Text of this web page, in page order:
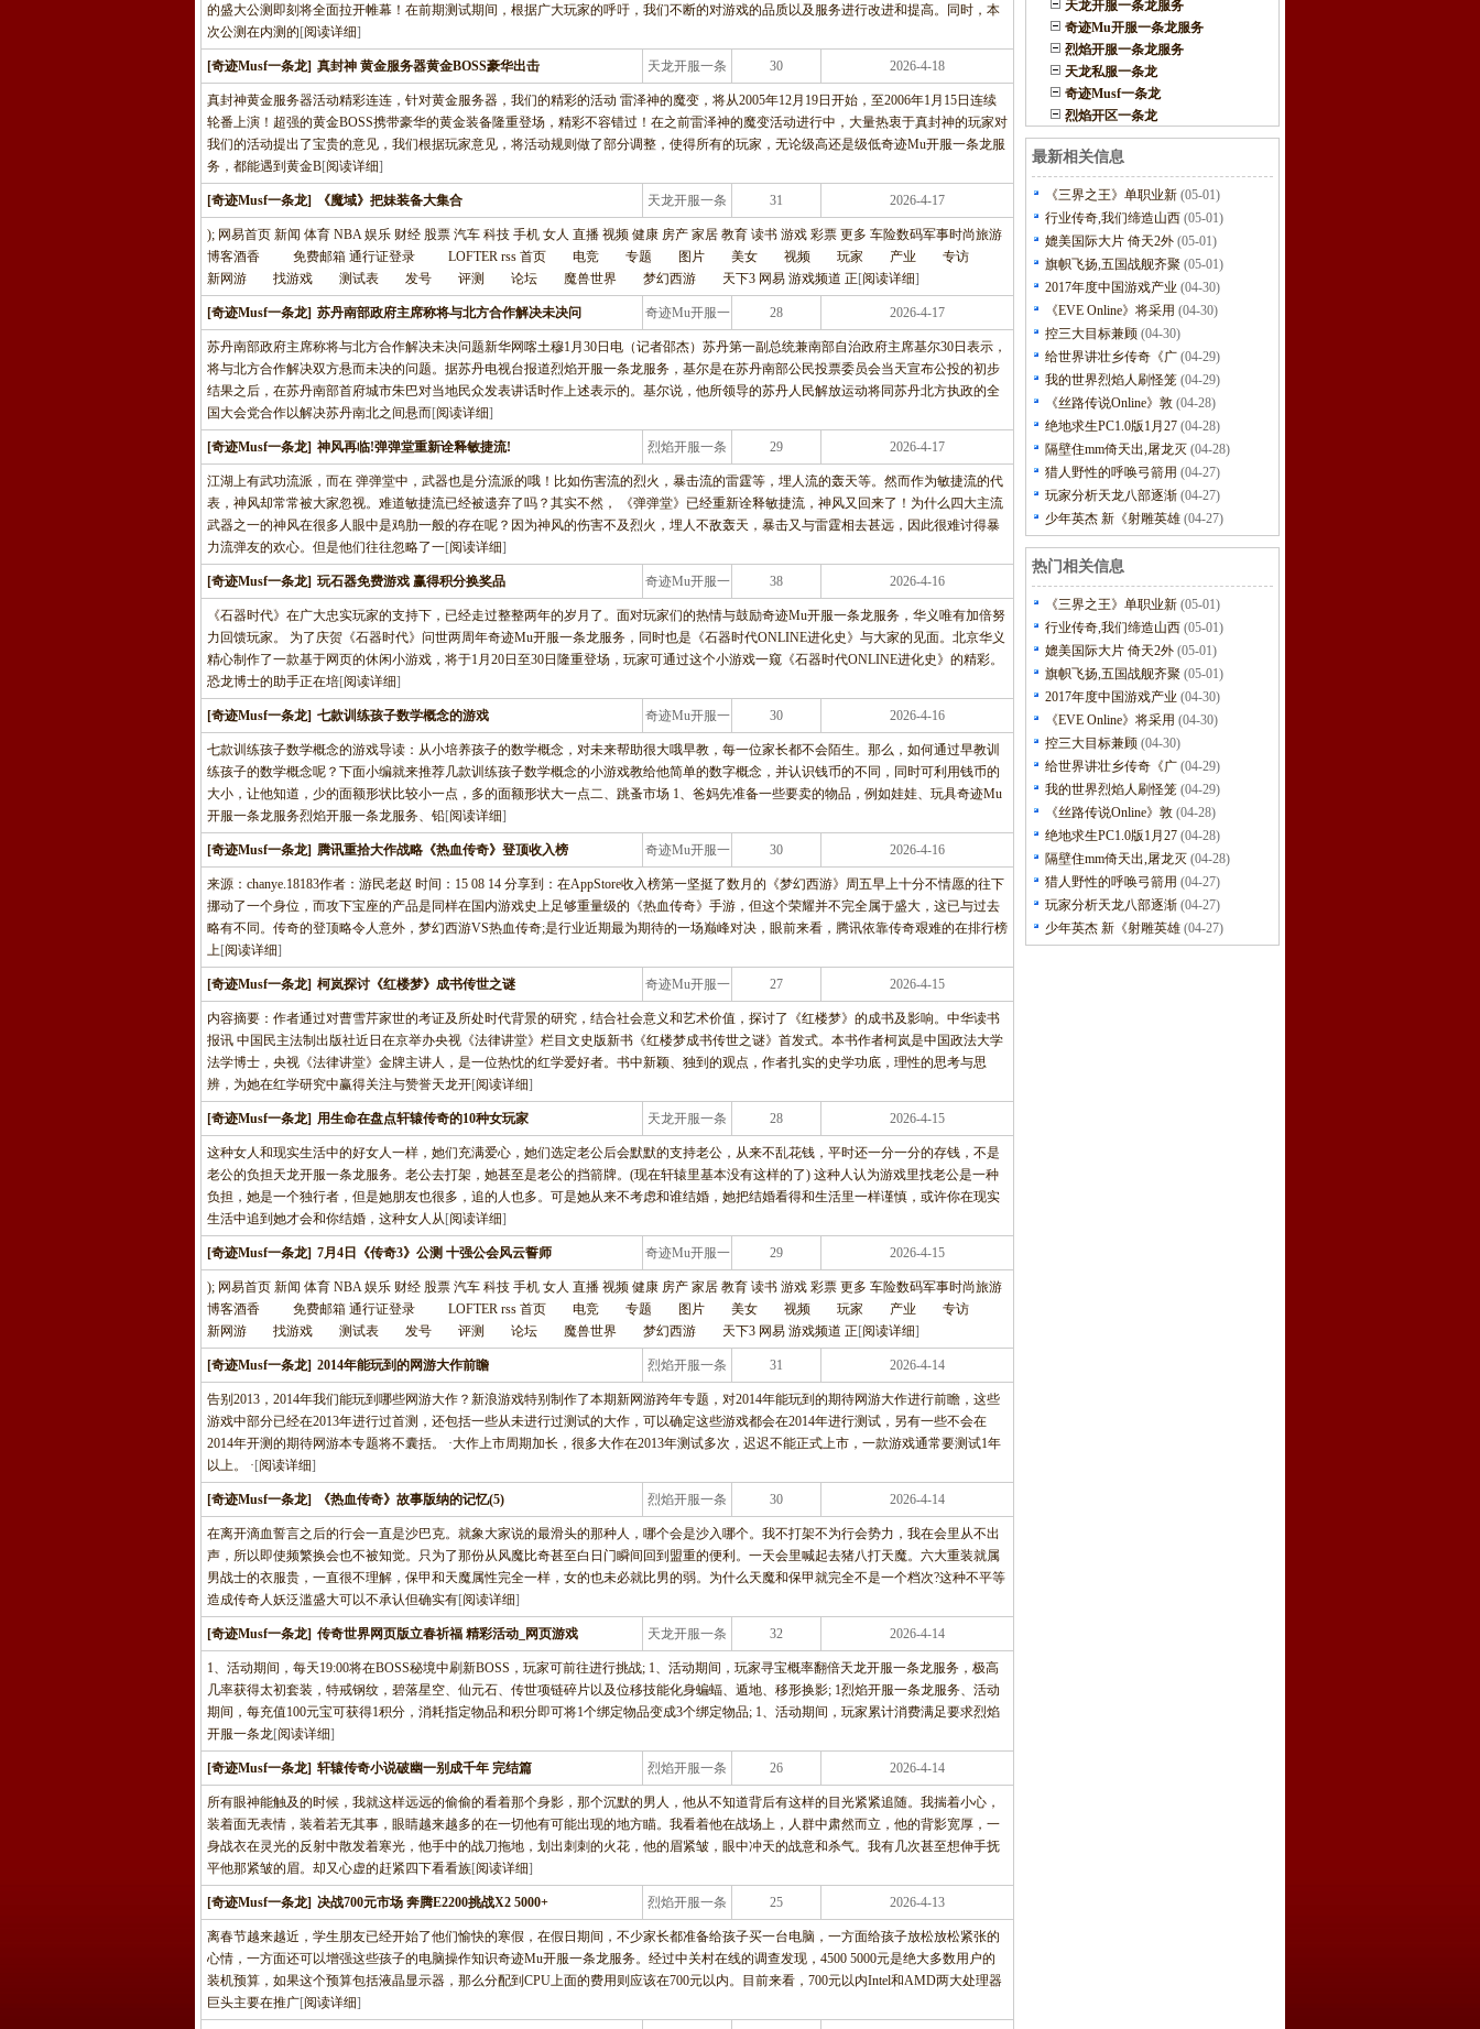
的盛大公测即刻将全面拉开帷幕！在前期测试期间，根据广大玩家的呼吁，我们不断的对游戏的品质以及服务进行改进和提高。同时，本
次公测在内测的 [阅读详细]
[奇迹Musf一条龙] 真封神 黄金服务器黄金BOSS豪华出击 天龙开服一条
龙服务
30 2026-4-18
真封神黄金服务器活动精彩连连，针对黄金服务器，我们的精彩的活动 雷泽神的魔变，将从2005年12月19日开始，至2006年1月15日连续
轮番上演！超强的黄金BOSS携带豪华的黄金装备隆重登场，精彩不容错过！在之前雷泽神的魔变活动进行中，大量热衷于真封神的玩家对
我们的活动提出了宝贵的意见，我们根据玩家意见，将活动规则做了部分调整，使得所有的玩家，无论级高还是级低奇迹Mu开服一条龙服
务，都能遇到黄金B[阅读详细]
[奇迹Musf一条龙] 《魔域》把妹装备大集合 天龙开服一条
龙服务
31 2026-4-17
); 网易首页 新闻 体育 NBA 娱乐 财经 股票 汽车 科技 手机 女人 直播 视频 健康 房产 家居 教育 读书 游戏 彩票 更多 车险数码军事时尚旅游
博客酒香 免费邮箱 通行证登录 LOFTER rss 首页 电竞 专题 图片 美女 视频 玩家 产业 专访
新网游 找游戏 测试表 发号 评测 论坛 魔兽世界 梦幻西游 天下3 网易 游戏频道 正 [阅读详细]
[奇迹Musf一条龙] 苏丹南部政府主席称将与北方合作解决未决问 奇迹Mu开服一
条龙服务
28 2026-4-17
苏丹南部政府主席称将与北方合作解决未决问题新华网喀土穆1月30日电（记者邵杰）苏丹第一副总统兼南部自治政府主席基尔30日表示，
将与北方合作解决双方悬而未决的问题。据苏丹电视台报道烈焰开服一条龙服务，基尔是在苏丹南部公民投票委员会当天宣布公投的初步
结果之后，在苏丹南部首府城市朱巴对当地民众发表讲话时作上述表示的。基尔说，他所领导的苏丹人民解放运动将同苏丹北方执政的全
国大会党合作以解决苏丹南北之间悬而[阅读详细]
[奇迹Musf一条龙] 神风再临!弹弹堂重新诠释敏捷流! 烈焰开服一条
龙服务
29 2026-4-17
江湖上有武功流派，而在 弹弹堂中，武器也是分流派的哦！比如伤害流的烈火，暴击流的雷霆等，埋人流的轰天等。然而作为敏捷流的代
表，神风却常常被大家忽视。难道敏捷流已经被遗弃了吗？其实不然， 《弹弹堂》已经重新诠释敏捷流，神风又回来了！为什么四大主流
武器之一的神风在很多人眼中是鸡肋一般的存在呢？因为神风的伤害不及烈火，埋人不敌轰天，暴击又与雷霆相去甚远，因此很难讨得暴
力流弹友的欢心。但是他们往往忽略了一[阅读详细]
[奇迹Musf一条龙] 玩石器免费游戏 赢得积分换奖品 奇迹Mu开服一
条龙服务
38 2026-4-16
《石器时代》在广大忠实玩家的支持下，已经走过整整两年的岁月了。面对玩家们的热情与鼓励奇迹Mu开服一条龙服务，华义唯有加倍努
力回馈玩家。 为了庆贺《石器时代》问世两周年奇迹Mu开服一条龙服务，同时也是《石器时代ONLINE进化史》与大家的见面。北京华义
精心制作了一款基于网页的休闲小游戏，将于1月20日至30日隆重登场，玩家可通过这个小游戏一窥《石器时代ONLINE进化史》的精彩。
恐龙博士的助手正在培[阅读详细]
[奇迹Musf一条龙] 七款训练孩子数学概念的游戏 奇迹Mu开服一
条龙服务
30 2026-4-16
七款训练孩子数学概念的游戏导读：从小培养孩子的数学概念，对未来帮助很大哦早教，每一位家长都不会陌生。那么，如何通过早教训
练孩子的数学概念呢？下面小编就来推荐几款训练孩子数学概念的小游戏教给他简单的数字概念，并认识钱币的不同，同时可利用钱币的
大小，让他知道，少的面额形状比较小一点，多的面额形状大一点二、跳蚤市场 1、爸妈先准备一些要卖的物品，例如娃娃、玩具奇迹Mu
开服一条龙服务烈焰开服一条龙服务、铅[阅读详细]
[奇迹Musf一条龙] 腾讯重拾大作战略《热血传奇》登顶收入榜 奇迹Mu开服一
条龙服务
30 2026-4-16
来源：chanye.18183作者：游民老赵 时间：15 08 14 分享到：在AppStore收入榜第一坚挺了数月的《梦幻西游》周五早上十分不情愿的往下
挪动了一个身位，而攻下宝座的产品是同样在国内游戏史上足够重量级的《热血传奇》手游，但这个荣耀并不完全属于盛大，这已与过去
略有不同。传奇的登顶略令人意外，梦幻西游VS热血传奇;是行业近期最为期待的一场巅峰对决，眼前来看，腾讯依靠传奇艰难的在排行榜
上[阅读详细]
[奇迹Musf一条龙] 柯岚探讨《红楼梦》成书传世之谜 奇迹Mu开服一
条龙服务
27 2026-4-15
内容摘要：作者通过对曹雪芹家世的考证及所处时代背景的研究，结合社会意义和艺术价值，探讨了《红楼梦》的成书及影响。中华读书
报讯 中国民主法制出版社近日在京举办央视《法律讲堂》栏目文史版新书《红楼梦成书传世之谜》首发式。本书作者柯岚是中国政法大学
法学博士，央视《法律讲堂》金牌主讲人，是一位热忱的红学爱好者。书中新颖、独到的观点，作者扎实的史学功底，理性的思考与思
辨，为她在红学研究中赢得关注与赞誉天龙开[阅读详细]
[奇迹Musf一条龙] 用生命在盘点轩辕传奇的10种女玩家 天龙开服一条
龙服务
28 2026-4-15
这种女人和现实生活中的好女人一样，她们充满爱心，她们选定老公后会默默的支持老公，从来不乱花钱，平时还一分一分的存钱，不是
老公的负担天龙开服一条龙服务。老公去打架，她甚至是老公的挡箭牌。(现在轩辕里基本没有这样的了) 这种人认为游戏里找老公是一种
负担，她是一个独行者，但是她朋友也很多，追的人也多。可是她从来不考虑和谁结婚，她把结婚看得和生活里一样谨慎，或许你在现实
生活中追到她才会和你结婚，这种女人从 [阅读详细]
[奇迹Musf一条龙] 7月4日《传奇3》公测 十强公会风云誓师 奇迹Mu开服一
条龙服务
29 2026-4-15
); 网易首页 新闻 体育 NBA 娱乐 财经 股票 汽车 科技 手机 女人 直播 视频 健康 房产 家居 教育 读书 游戏 彩票 更多 车险数码军事时尚旅游
博客酒香 免费邮箱 通行证登录 LOFTER rss 首页 电竞 专题 图片 美女 视频 玩家 产业 专访
新网游 找游戏 测试表 发号 评测 论坛 魔兽世界 梦幻西游 天下3 网易 游戏频道 正 [阅读详细]
[奇迹Musf一条龙] 2014年能玩到的网游大作前瞻 烈焰开服一条
龙服务
31 2026-4-14
告别2013，2014年我们能玩到哪些网游大作？新浪游戏特别制作了本期新网游跨年专题，对2014年能玩到的期待网游大作进行前瞻，这些
游戏中部分已经在2013年进行过首测，还包括一些从未进行过测试的大作，可以确定这些游戏都会在2014年进行测试，另有一些不会在
2014年开测的期待网游本专题将不囊括。 ·大作上市周期加长，很多大作在2013年测试多次，迟迟不能正式上市，一款游戏通常要测试1年
以上。 · [阅读详细]
[奇迹Musf一条龙] 《热血传奇》故事版纳的记忆(5) 烈焰开服一条
龙服务
30 2026-4-14
在离开滴血誓言之后的行会一直是沙巴克。就象大家说的最滑头的那种人，哪个会是沙入哪个。我不打架不为行会势力，我在会里从不出
声，所以即使频繁换会也不被知觉。只为了那份从风魔比奇甚至白日门瞬间回到盟重的便利。一天会里喊起去猪八打天魔。六大重装就属
男战士的衣服贵，一直很不理解，保甲和天魔属性完全一样，女的也未必就比男的弱。为什么天魔和保甲就完全不是一个档次?这种不平等
造成传奇人妖泛滥盛大可以不承认但确实有[阅读详细]
[奇迹Musf一条龙] 传奇世界网页版立春祈福 精彩活动_网页游戏 天龙开服一条
龙服务
32 2026-4-14
1、活动期间，每天19:00将在BOSS秘境中刷新BOSS，玩家可前往进行挑战; 1、活动期间，玩家寻宝概率翻倍天龙开服一条龙服务，极高
几率获得太初套装，特戒钢纹，碧落星空、仙元石、传世项链碎片以及位移技能化身蝙蝠、遁地、移形换影; 1烈焰开服一条龙服务、活动
期间，每充值100元宝可获得1积分，消耗指定物品和积分即可将1个绑定物品变成3个绑定物品; 1、活动期间，玩家累计消费满足要求烈焰
开服一条龙[阅读详细]
[奇迹Musf一条龙] 轩辕传奇小说破幽一别成千年 完结篇 烈焰开服一条
龙服务
26 2026-4-14
所有眼神能触及的时候，我就这样远远的偷偷的看着那个身影，那个沉默的男人，他从不知道背后有这样的目光紧紧追随。我揣着小心，
装着面无表情，装着若无其事，眼睛越来越多的在一切他有可能出现的地方瞄。我看着他在战场上，人群中肃然而立，他的背影宽厚，一
身战衣在灵光的反射中散发着寒光，他手中的战刀拖地，划出刺刺的火花，他的眉紧皱，眼中冲天的战意和杀气。我有几次甚至想伸手抚
平他那紧皱的眉。却又心虚的赶紧四下看看族[阅读详细]
[奇迹Musf一条龙] 决战700元市场 奔腾E2200挑战X2 5000+ 烈焰开服一条
龙服务
25 2026-4-13
离春节越来越近，学生朋友已经开始了他们愉快的寒假，在假日期间，不少家长都准备给孩子买一台电脑，一方面给孩子放松放松紧张的
心情，一方面还可以增强这些孩子的电脑操作知识奇迹Mu开服一条龙服务。经过中关村在线的调查发现，4500 5000元是绝大多数用户的
装机预算，如果这个预算包括液晶显示器，那么分配到CPU上面的费用则应该在700元以内。目前来看，700元以内Intel和AMD两大处理器
巨头主要在推广[阅读详细]
天龙开服一条龙服务
奇迹Mu开服一条龙服务
烈焰开服一条龙服务
天龙私服一条龙
奇迹Musf一条龙
烈焰开区一条龙
最新相关信息
《三界之王》单职业新 (05-01)
行业传奇,我们缔造山西 (05-01)
媲美国际大片 倚天2外 (05-01)
旗帜飞扬,五国战舰齐聚 (05-01)
2017年度中国游戏产业 (04-30)
《EVE Online》将采用 (04-30)
控三大目标兼顾 (04-30)
给世界讲壮乡传奇《广 (04-29)
我的世界烈焰人刷怪笼 (04-29)
《丝路传说Online》敦 (04-28)
绝地求生PC1.0版1月27 (04-28)
隔壁住mm倚天出,屠龙灭 (04-28)
猎人野性的呼唤弓箭用 (04-27)
玩家分析天龙八部逐渐 (04-27)
少年英杰 新《射雕英雄 (04-27)
热门相关信息
《三界之王》单职业新 (05-01)
行业传奇,我们缔造山西 (05-01)
媲美国际大片 倚天2外 (05-01)
旗帜飞扬,五国战舰齐聚 (05-01)
2017年度中国游戏产业 (04-30)
《EVE Online》将采用 (04-30)
控三大目标兼顾 (04-30)
给世界讲壮乡传奇《广 (04-29)
我的世界烈焰人刷怪笼 (04-29)
《丝路传说Online》敦 (04-28)
绝地求生PC1.0版1月27 (04-28)
隔壁住mm倚天出,屠龙灭 (04-28)
猎人野性的呼唤弓箭用 (04-27)
玩家分析天龙八部逐渐 (04-27)
少年英杰 新《射雕英雄 (04-27)